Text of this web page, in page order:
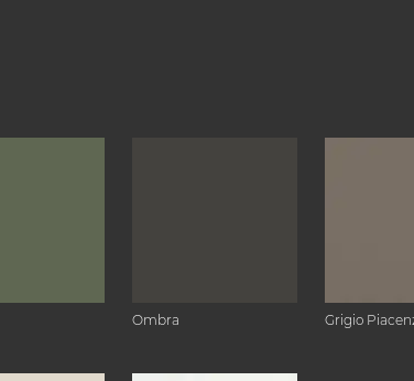
Ombra Grigio